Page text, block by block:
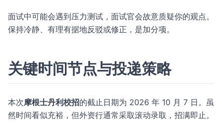
面试中可能会遇到压力测试，面试官会故意质疑你的观点。
保持冷静、有理有据地反驳或修正，是加分项。
关键时间节点与投递策略
本次摩根士丹利校招的截止日期为 2026 年 10 月 7 日。虽
然时间看似充裕，但外资行通常采取滚动录取，招满即止。